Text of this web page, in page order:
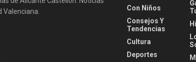
Valenciana.
Con Niños
Consejos Y
Tendencias
Cultura
Deportes